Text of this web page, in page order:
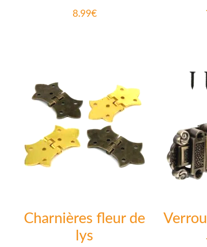
8.99€
Charnières fleur de
lys